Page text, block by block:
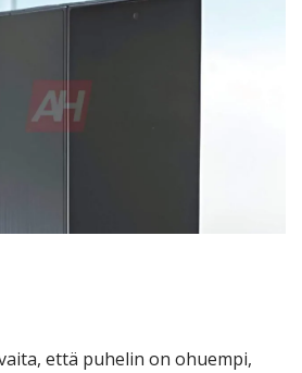
että puhelin on ohuempi,